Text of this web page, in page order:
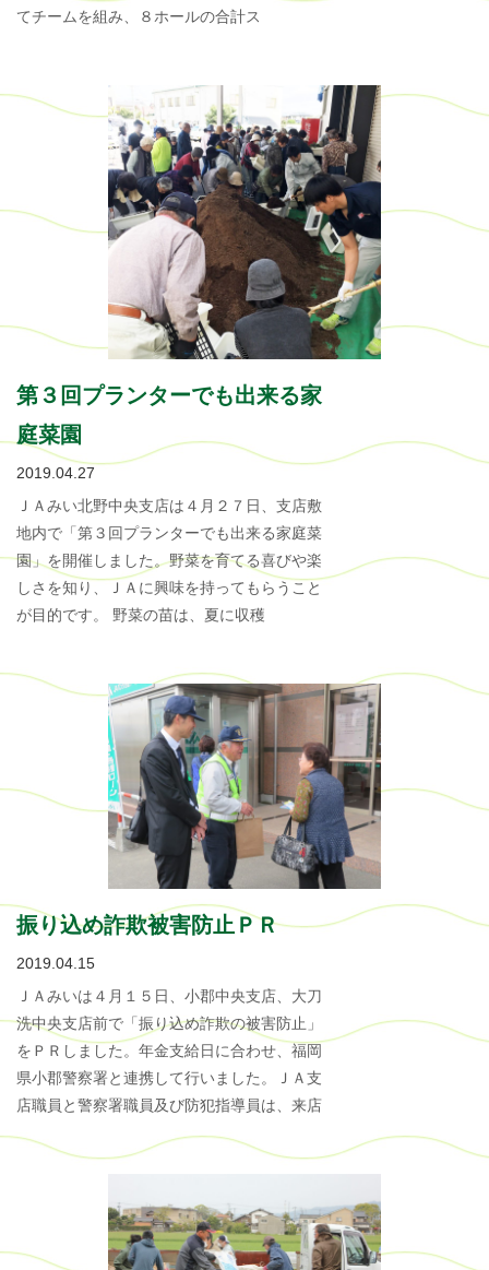
てチームを組み、８ホールの合計ス
第３回プランターでも出来る家
庭菜園
2019.04.27
ＪＡみい北野中央支店は４月２７日、支店敷
地内で「第３回プランターでも出来る家庭菜
園」を開催しました。野菜を育てる喜びや楽
しさを知り、ＪＡに興味を持ってもらうこと
が目的です。 野菜の苗は、夏に収穫
振り込め詐欺被害防止ＰＲ
2019.04.15
ＪＡみいは４月１５日、小郡中央支店、大刀
洗中央支店前で「振り込め詐欺の被害防止」
をＰＲしました。年金支給日に合わせ、福岡
県小郡警察署と連携して行いました。ＪＡ支
店職員と警察署職員及び防犯指導員は、来店